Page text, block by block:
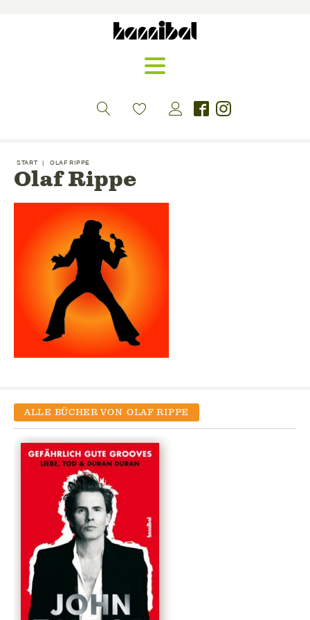
START | OLAF RIPPE
Olaf Rippe
ALLE BÜCHER VON OLAF RIPPE